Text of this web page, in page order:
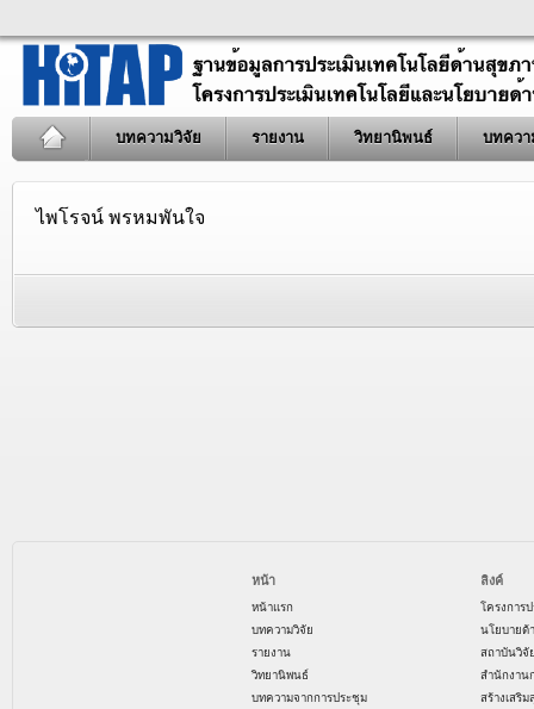
บทความวิจัย รายงาน วิทยานิพนธ์ บทควา
ไพโรจน์ พรหมพันใจ
หน้า
หน้าแรก
บทความวิจัย
รายงาน
วิทยานิพนธ์
บทความจากการประชุม
ลิงค์
โครงการ
นโยบายด้
สถาบันวิจั
สำนักงาน
สร้างเสริ